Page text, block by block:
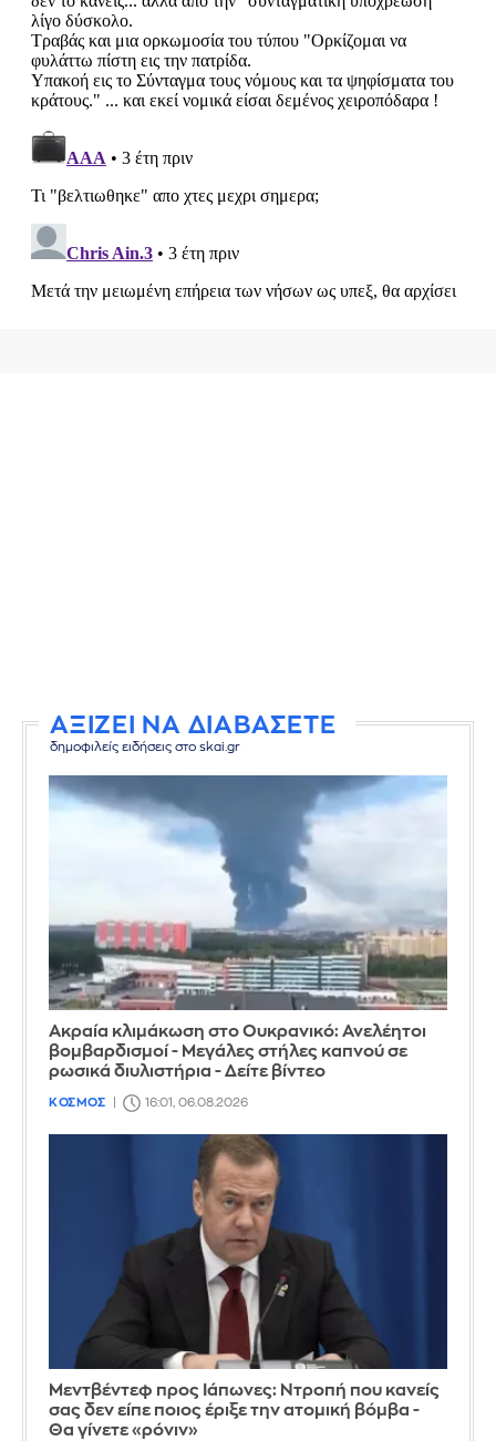
ΑΞΙΖΕΙ ΝΑ ΔΙΑΒΑΣΕΤΕ
δημοφιλείς ειδήσεις στο skai.gr
Ακραία κλιμάκωση στο Ουκρανικό: Ανελέητοι
βομβαρδισμοί - Μεγάλες στήλες καπνού σε
ρωσικά διυλιστήρια - Δείτε βίντεο
ΚΟΣΜΟΣ 16:01, 06.08.2026
Μεντβέντεφ προς Ιάπωνες: Ντροπή που κανείς
σας δεν είπε ποιος έριξε την ατομική βόμβα -
Θα γίνετε «ρόνιν»